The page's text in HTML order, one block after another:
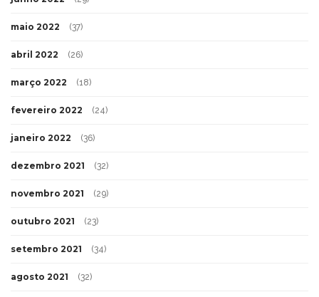
maio 2022 (37)
abril 2022 (26)
março 2022 (18)
fevereiro 2022 (24)
janeiro 2022 (36)
dezembro 2021 (32)
novembro 2021 (29)
outubro 2021 (23)
setembro 2021 (34)
agosto 2021 (32)